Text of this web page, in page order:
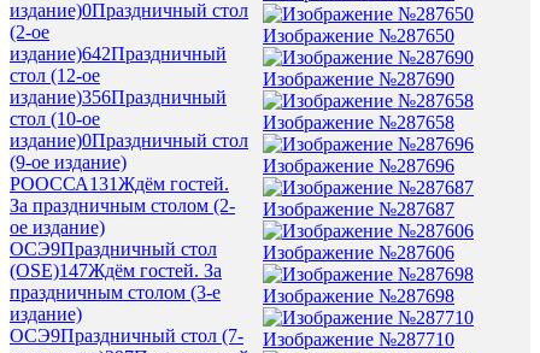
издание)0Праздничный стол
(2-ое
издание)642Праздничный
стол (12-ое
издание)356Праздничный
стол (10-ое
издание)0Праздничный стол
(9-ое издание)
РООССА131Ждём гостей.
За праздничным столом (2-
ое издание)
ОСЭ9Праздничный стол
(OSE)147Ждём гостей. За
праздничным столом (3-е
издание)
ОСЭ9Праздничный стол (7-
Изображение №287650
Изображение №287690
Изображение №287658
Изображение №287696
Изображение №287687
Изображение №287606
Изображение №287698
Изображение №287710